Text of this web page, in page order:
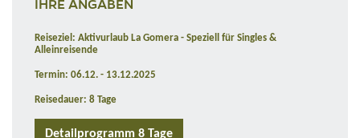
IHRE ANGABEN
Reiseziel: Aktivurlaub La Gomera - Speziell für Singles &
Alleinreisende
Termin: 06.12. - 13.12.2025
Reisedauer: 8 Tage
Detailprogramm 8 Tage